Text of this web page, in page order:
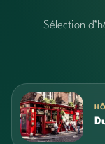
Sélection